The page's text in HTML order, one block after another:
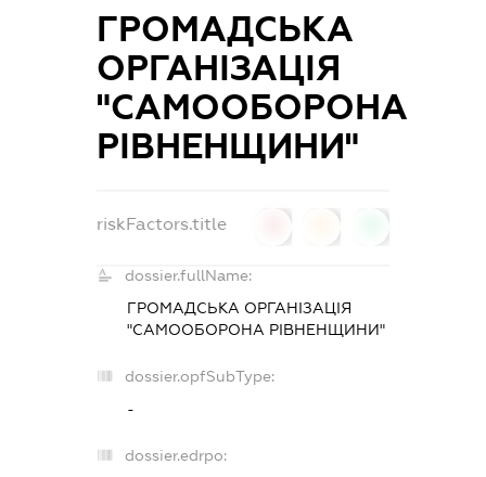
ГРОМАДСЬКА
ОРГАНІЗАЦІЯ
"САМООБОРОНА
РІВНЕНЩИНИ"
riskFactors.title
dossier.fullName:
ГРОМАДСЬКА ОРГАНІЗАЦІЯ
"САМООБОРОНА РІВНЕНЩИНИ"
dossier.opfSubType:
-
dossier.edrpo: